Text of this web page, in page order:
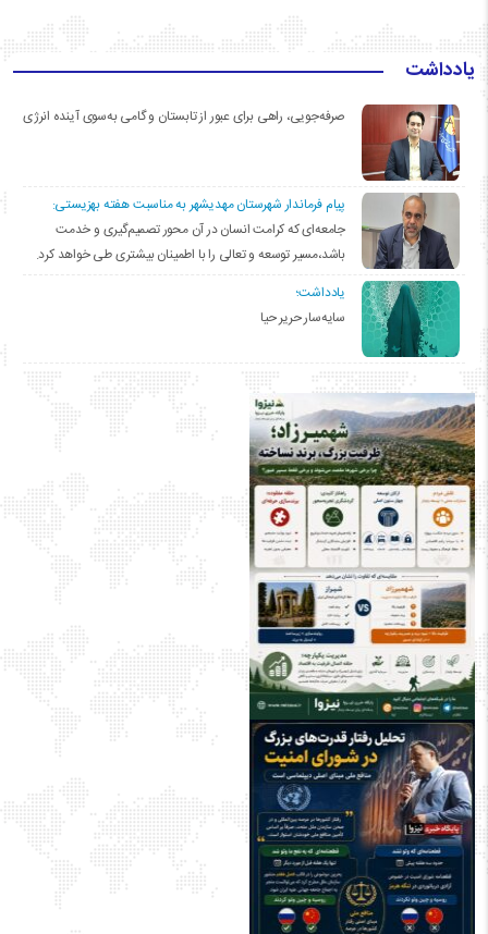
یادداشت
صرفه‌جویی، راهی برای عبور از تابستان و گامی به‌سوی آینده انرژی
پیام فرماندار شهرستان مهدیشهر به مناسبت هفته بهزیستی:
جامعه‌ای که کرامت انسان در آن محور تصمیم‌گیری و خدمت
باشد،مسیر توسعه و تعالی را با اطمینان بیشتری طی خواهد کرد.
یادداشت؛
سایه‌سار حریر حیا